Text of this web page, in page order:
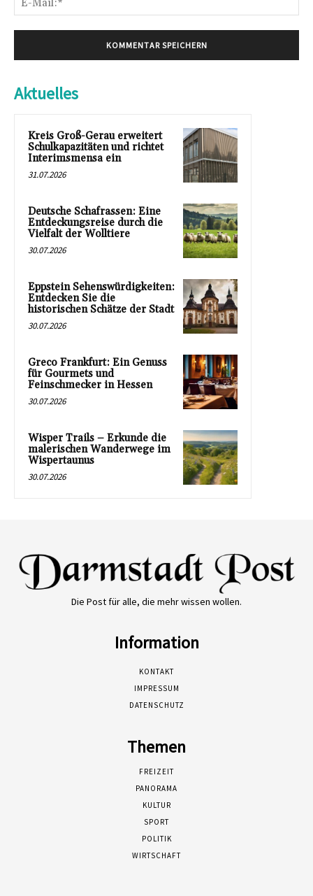
Aktuelles
Kreis Groß-Gerau erweitert
Schulkapazitäten und richtet
Interimsmensa ein
31.07.2026
Deutsche Schafrassen: Eine
Entdeckungsreise durch die
Vielfalt der Wolltiere
30.07.2026
Eppstein Sehenswürdigkeiten:
Entdecken Sie die
historischen Schätze der Stadt
30.07.2026
Greco Frankfurt: Ein Genuss
für Gourmets und
Feinschmecker in Hessen
30.07.2026
Wisper Trails – Erkunde die
malerischen Wanderwege im
Wispertaunus
30.07.2026
Die Post für alle, die mehr wissen wollen.
Information
KONTAKT
IMPRESSUM
DATENSCHUTZ
Themen
FREIZEIT
PANORAMA
KULTUR
SPORT
POLITIK
WIRTSCHAFT